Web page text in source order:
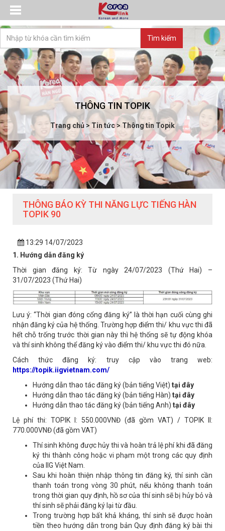
THÔNG TIN TOPIK
Trang chủ >Tin tức>Thông tin Topik
THÔNG BÁO KỲ THI NĂNG LỰC TIẾNG HÀN
TOPIK 90
13:29 14/07/2023
1. Hướng dẫn đăng ký
Thời gian đăng ký: Từ ngày 24/07/2023 (Thứ Hai) –
31/07/2023 (Thứ Hai)
Lưu ý: “Thời gian đóng cổng đăng ký” là thời hạn cuối cùng ghi
nhận đăng ký của hệ thống. Trường hợp điểm thi/ khu vực thi đã
hết chỗ trống trước thời gian này thì hệ thống sẽ tự động khóa
và thí sinh không thể đăng ký vào điểm thi/ khu vực thi đó nữa.
Cách thức đăng ký: truy cập vào trang web:
https://topik.iigvietnam.com/
Hướng dẫn thao tác đăng ký (bản tiếng Việt) tại đây
Hướng dẫn thao tác đăng ký (bản tiếng Hàn) tại đây
Hướng dẫn thao tác đăng ký (bản tiếng Anh) tại đây
Lệ phí thi: TOPIK I: 550.000VNĐ (đã gồm VAT) / TOPIK II:
770.000VNĐ (đã gồm VAT)
Thí sinh không được hủy thi và hoàn trả lệ phí khi đã đăng
ký thi thành công hoặc vi phạm một trong các quy định
của IIG Việt Nam.
Sau khi hoàn thiện nhập thông tin đăng ký, thí sinh cần
thanh toán trong vòng 30 phút, nếu không thanh toán
trong thời gian quy định, hồ sơ của thí sinh sẽ bị hủy bỏ và
thí sinh sẽ phải đăng ký lại từ đầu.
Trong trường hợp bất khả kháng, thí sinh sẽ được hoàn
tiền theo hướng dẫn trong bản Quy định đăng ký bài thi